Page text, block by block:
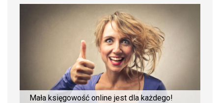
Mała księgowość online jest dla każdego!